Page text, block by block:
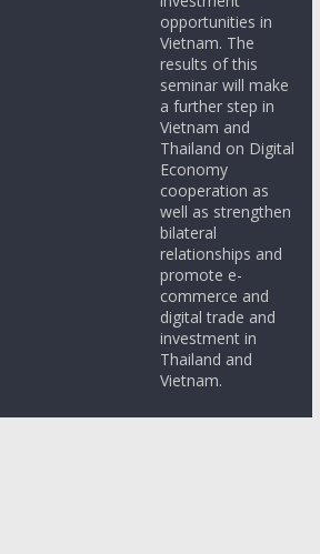
opportunities in
Vietnam. The
results of this
seminar will make
a further step in
Vietnam and
Thailand on Digital
Economy
cooperation as
well as strengthen
bilateral
relationships and
promote e-
commerce and
digital trade and
investment in
Thailand and
Vietnam.